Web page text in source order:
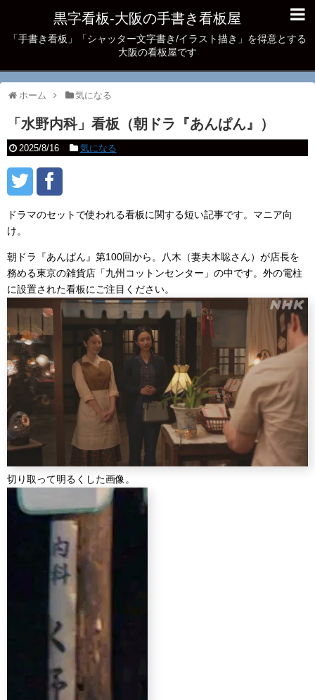
黒字看板‐大阪の手書き看板屋
「手書き看板」「シャッター文字書き/イラスト描き」を得意とする
大阪の看板屋です
ホーム 気になる
「水野内科」看板（朝ドラ『あんぱん』）
2025/8/16 気になる
ドラマのセットで使われる看板に関する短い記事です。マニア向
け。
朝ドラ『あんぱん』第100回から。八木（妻夫木聡さん）が店長を
務める東京の雑貨店「九州コットンセンター」の中です。外の電柱
に設置された看板にご注目ください。
切り取って明るくした画像。